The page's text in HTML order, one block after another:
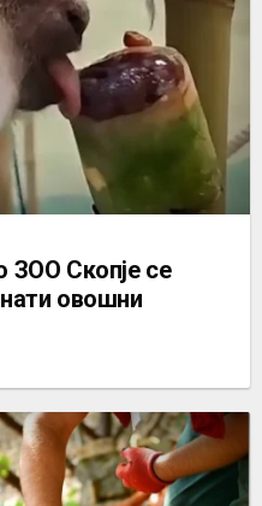
Скопје се
овошни